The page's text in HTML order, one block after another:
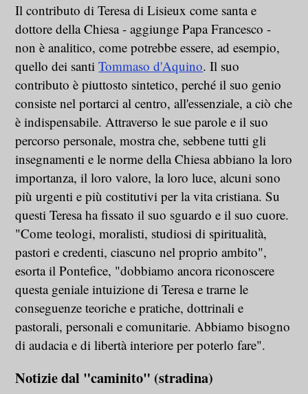
Il contributo di Teresa di Lisieux come santa e
dottore della Chiesa - aggiunge Papa Francesco -
non è analitico, come potrebbe essere, ad esempio,
quello dei santiTommaso d'Aquino. Il suo
contributo è piuttosto sintetico, perché il suo genio
consiste nel portarci al centro, all'essenziale, a ciò che
è indispensabile. Attraverso le sue parole e il suo
percorso personale, mostra che, sebbene tutti gli
insegnamenti e le norme della Chiesa abbiano la loro
importanza, il loro valore, la loro luce, alcuni sono
più urgenti e più costitutivi per la vita cristiana. Su
questi Teresa ha fissato il suo sguardo e il suo cuore.
"Come teologi, moralisti, studiosi di spiritualità,
pastori e credenti, ciascuno nel proprio ambito",
esorta il Pontefice, "dobbiamo ancora riconoscere
questa geniale intuizione di Teresa e trarne le
conseguenze teoriche e pratiche, dottrinali e
pastorali, personali e comunitarie. Abbiamo bisogno
di audacia e di libertà interiore per poterlo fare".
Notizie dal "caminito" (stradina)